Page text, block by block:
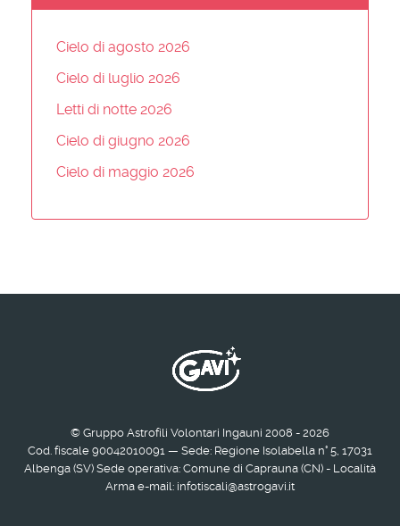
Cielo di agosto 2026
Cielo di luglio 2026
Letti di notte 2026
Cielo di giugno 2026
Cielo di maggio 2026
© Gruppo Astrofili Volontari Ingauni 2008 - 2026
Cod. fiscale 90042010091 — Sede: Regione Isolabella n° 5, 17031
Albenga (SV) Sede operativa: Comune di Caprauna (CN) - Località
Arma e-mail: infotiscali@astrogavi.it